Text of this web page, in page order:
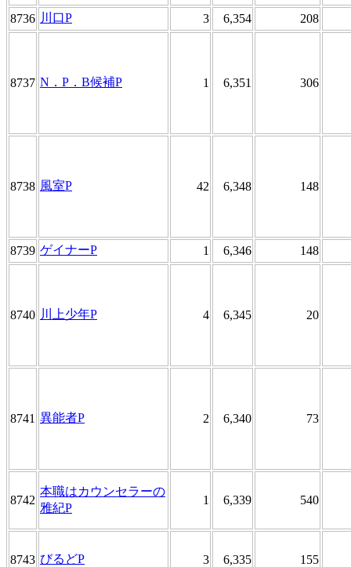
8736 川口P 3 6,354 208
8737 N．P．B候補P 1 6,351 306
8738 風室P 42 6,348 148
8739 ゲイナーP 1 6,346 148
8740 川上少年P 4 6,345 20
8741 異能者P 2 6,340 73
8742
本職はカウンセラーの
雅紀P
1 6,339 540
8743 びるどP 3 6,335 155